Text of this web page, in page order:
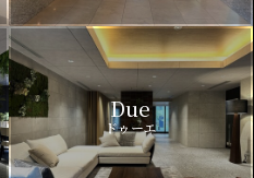
Due
ドゥーエ